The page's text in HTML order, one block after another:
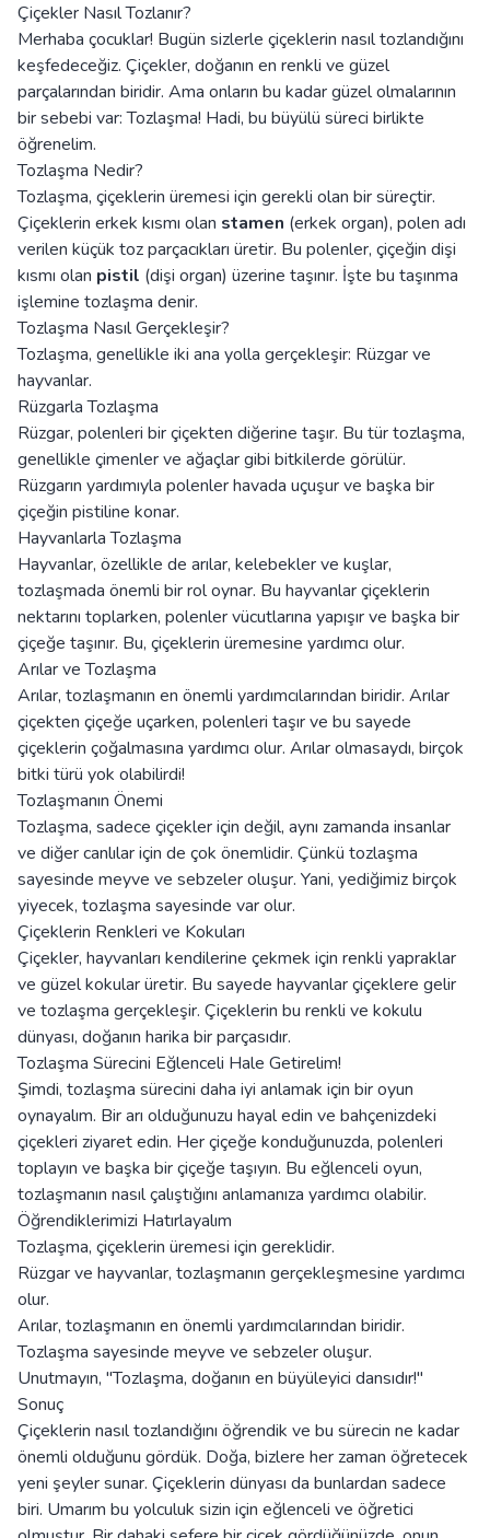
Çiçekler Nasıl Tozlanır?
Merhaba çocuklar! Bugün sizlerle çiçeklerin nasıl tozlandığını
keşfedeceğiz. Çiçekler, doğanın en renkli ve güzel
parçalarından biridir. Ama onların bu kadar güzel olmalarının
bir sebebi var: Tozlaşma! Hadi, bu büyülü süreci birlikte
öğrenelim.
Tozlaşma Nedir?
Tozlaşma, çiçeklerin üremesi için gerekli olan bir süreçtir.
Çiçeklerin erkek kısmı olan stamen (erkek organ), polen adı
verilen küçük toz parçacıkları üretir. Bu polenler, çiçeğin dişi
kısmı olan pistil (dişi organ) üzerine taşınır. İşte bu taşınma
işlemine tozlaşma denir.
Tozlaşma Nasıl Gerçekleşir?
Tozlaşma, genellikle iki ana yolla gerçekleşir: Rüzgar ve
hayvanlar.
Rüzgarla Tozlaşma
Rüzgar, polenleri bir çiçekten diğerine taşır. Bu tür tozlaşma,
genellikle çimenler ve ağaçlar gibi bitkilerde görülür.
Rüzgarın yardımıyla polenler havada uçuşur ve başka bir
çiçeğin pistiline konar.
Hayvanlarla Tozlaşma
Hayvanlar, özellikle de arılar, kelebekler ve kuşlar,
tozlaşmada önemli bir rol oynar. Bu hayvanlar çiçeklerin
nektarını toplarken, polenler vücutlarına yapışır ve başka bir
çiçeğe taşınır. Bu, çiçeklerin üremesine yardımcı olur.
Arılar ve Tozlaşma
Arılar, tozlaşmanın en önemli yardımcılarından biridir. Arılar
çiçekten çiçeğe uçarken, polenleri taşır ve bu sayede
çiçeklerin çoğalmasına yardımcı olur. Arılar olmasaydı, birçok
bitki türü yok olabilirdi!
Tozlaşmanın Önemi
Tozlaşma, sadece çiçekler için değil, aynı zamanda insanlar
ve diğer canlılar için de çok önemlidir. Çünkü tozlaşma
sayesinde meyve ve sebzeler oluşur. Yani, yediğimiz birçok
yiyecek, tozlaşma sayesinde var olur.
Çiçeklerin Renkleri ve Kokuları
Çiçekler, hayvanları kendilerine çekmek için renkli yapraklar
ve güzel kokular üretir. Bu sayede hayvanlar çiçeklere gelir
ve tozlaşma gerçekleşir. Çiçeklerin bu renkli ve kokulu
dünyası, doğanın harika bir parçasıdır.
Tozlaşma Sürecini Eğlenceli Hale Getirelim!
Şimdi, tozlaşma sürecini daha iyi anlamak için bir oyun
oynayalım. Bir arı olduğunuzu hayal edin ve bahçenizdeki
çiçekleri ziyaret edin. Her çiçeğe konduğunuzda, polenleri
toplayın ve başka bir çiçeğe taşıyın. Bu eğlenceli oyun,
tozlaşmanın nasıl çalıştığını anlamanıza yardımcı olabilir.
Öğrendiklerimizi Hatırlayalım
Tozlaşma, çiçeklerin üremesi için gereklidir.
Rüzgar ve hayvanlar, tozlaşmanın gerçekleşmesine yardımcı
olur.
Arılar, tozlaşmanın en önemli yardımcılarından biridir.
Tozlaşma sayesinde meyve ve sebzeler oluşur.
Unutmayın, "Tozlaşma, doğanın en büyüleyici dansıdır!"
Sonuç
Çiçeklerin nasıl tozlandığını öğrendik ve bu sürecin ne kadar
önemli olduğunu gördük. Doğa, bizlere her zaman öğretecek
yeni şeyler sunar. Çiçeklerin dünyası da bunlardan sadece
biri. Umarım bu yolculuk sizin için eğlenceli ve öğretici